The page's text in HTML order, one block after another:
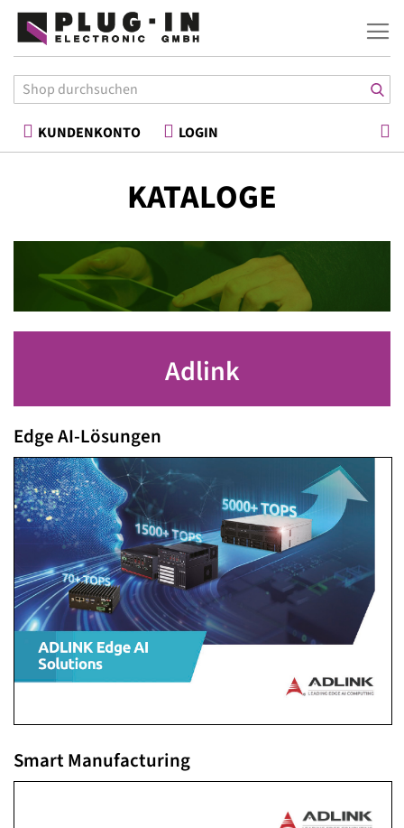
KUNDENKONTO LOGIN
KATALOGE
Adlink
Edge AI-Lösungen
Smart Manufacturing